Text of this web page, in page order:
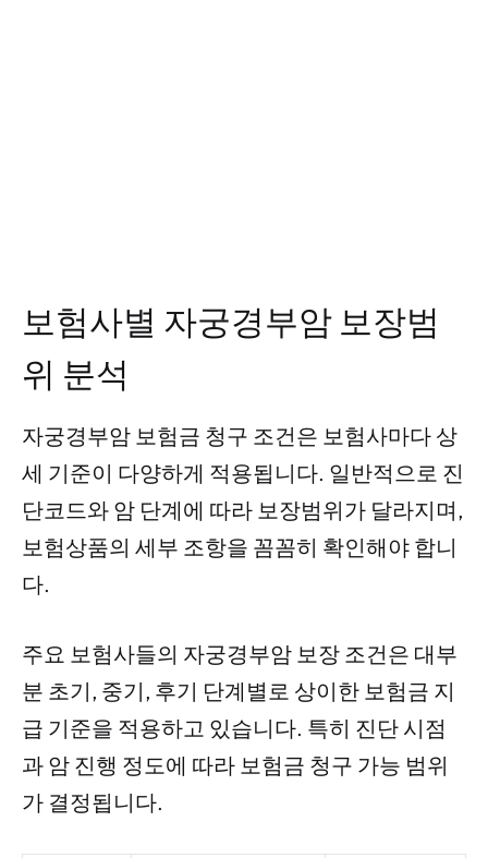
보험사별 자궁경부암 보장범
위 분석
자궁경부암 보험금 청구 조건은 보험사마다 상
세 기준이 다양하게 적용됩니다. 일반적으로 진
단코드와 암 단계에 따라 보장범위가 달라지며,
보험상품의 세부 조항을 꼼꼼히 확인해야 합니
다.
주요 보험사들의 자궁경부암 보장 조건은 대부
분 초기, 중기, 후기 단계별로 상이한 보험금 지
급 기준을 적용하고 있습니다. 특히 진단 시점
과 암 진행 정도에 따라 보험금 청구 가능 범위
가 결정됩니다.